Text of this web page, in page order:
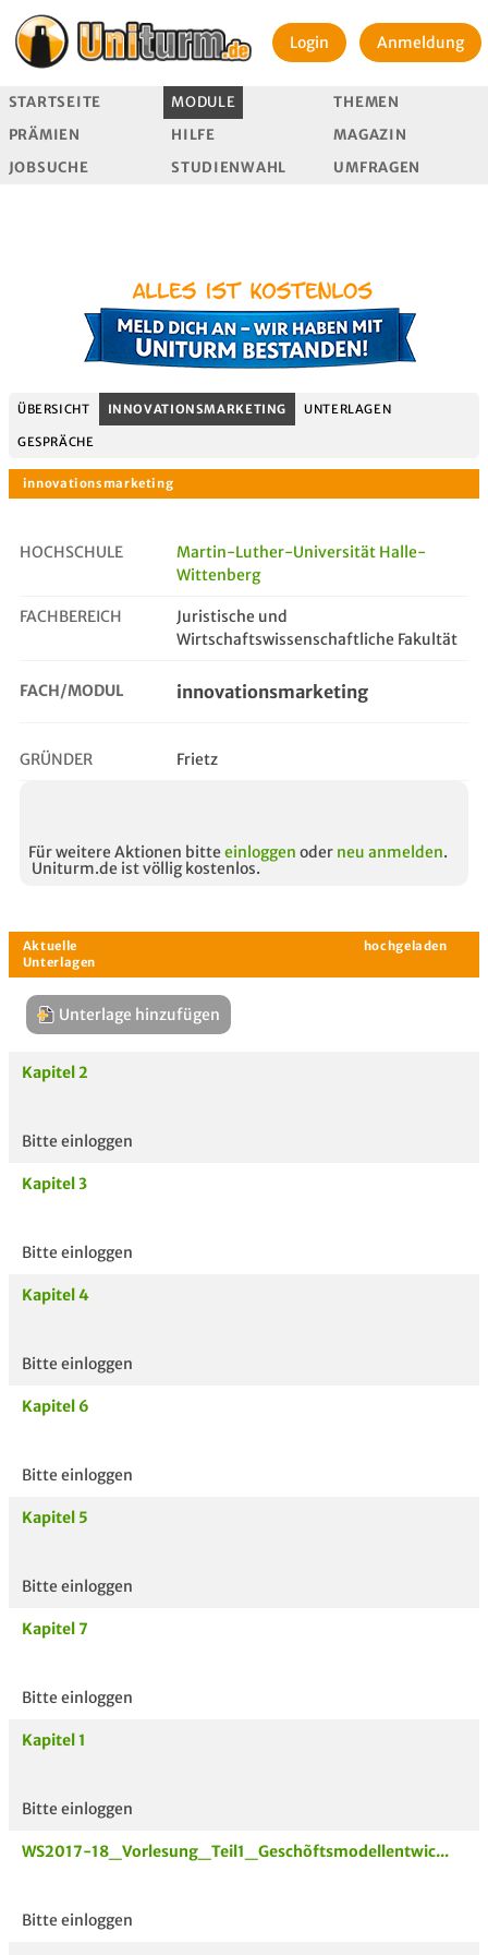
Login Anmeldung
STARTSEITE MODULE
THEMEN
PRÄMIEN
HILFE
MAGAZIN
JOBSUCHE
STUDIENWAHL UMFRAGEN
ÜBERSICHT INNOVATIONSMARKETING UNTERLAGEN
GESPRÄCHE
innovationsmarketing
HOCHSCHULE
Martin-Luther-Universität Halle-
Wittenberg
FACHBEREICH
Juristische und
Wirtschaftswissenschaftliche Fakultät
FACH/MODUL innovationsmarketing
GRÜNDER Frietz
Für weitere Aktionen bitte einloggen oder neu anmelden.
Uniturm.de ist völlig kostenlos.
Aktuelle
Unterlage hinzufügen
Kapitel 2
Bitte einloggen
Kapitel 3
Bitte einloggen
Kapitel 4
Bitte einloggen
Kapitel 6
Bitte einloggen
Kapitel 5
Bitte einloggen
Kapitel 7
Bitte einloggen
Kapitel 1
Bitte einloggen
WS2017-18_Vorlesung_Teil1_Geschõftsmodellentwic...
Bitte einloggen